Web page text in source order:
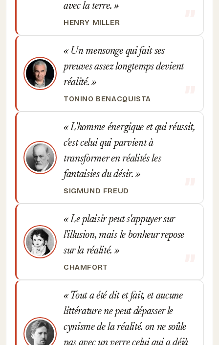
avec la terre.
HENRY MILLER
Un mensonge qui fait ses
preuves assez longtemps devient
réalité.
TONINO BENACQUISTA
L'homme énergique et qui réussit,
c'est celui qui parvient à
transformer en réalités les
fantaisies du désir.
SIGMUND FREUD
Le plaisir peut s'appuyer sur
l'illusion, mais le bonheur repose
sur la réalité.
CHAMFORT
Tout a été dit et fait, et aucune
littérature ne peut dépasser le
cynisme de la réalité. on ne soûle